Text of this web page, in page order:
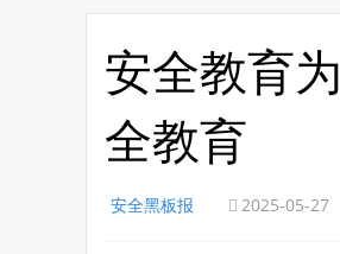
安全教育
全教育
安全黑板报 2025-05-27